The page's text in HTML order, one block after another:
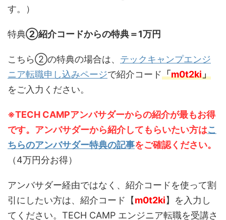
す。）
特典②紹介コードからの特典＝1万円
こちら②の特典の場合は、 テックキャンプエンジ
ニア転職申し込みページで紹介コード「m0t2ki」
をご入力ください。
※TECH CAMPアンバサダーからの紹介が最もお得
です。アンバサダーから紹介してもらいたい方はこ
ちらのアンバサダー特典の記事をご確認ください。
（4万円分お得）
アンバサダー経由ではなく、紹介コードを使って割
引にしたい方は、紹介コード【m0t2ki】を入力し
てください。TECH CAMP エンジニア転職を受講さ